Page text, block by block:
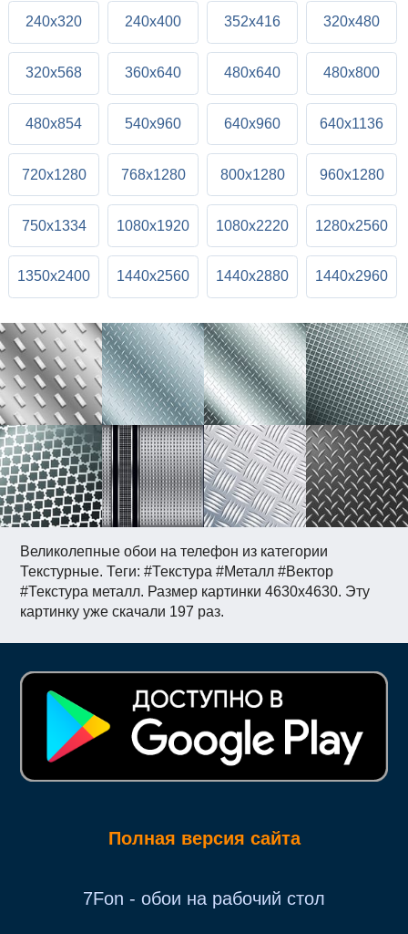
Великолепные обои на телефон из категории
Текстурные. Теги: #Текстура #Металл #Вектор
#Текстура металл. Размер картинки 4630x4630. Эту
картинку уже скачали 197 раз.
240x320 240x400 352x416 320x480
320x568 360x640 480x640 480x800
480x854 540x960 640x960 640x1136
720x1280 768x1280 800x1280 960x1280
750x1334 1080x1920 1080x2220 1280x2560
1350x2400 1440x2560 1440x2880 1440x2960
Полная версия сайта
7Fon - обои на рабочий стол